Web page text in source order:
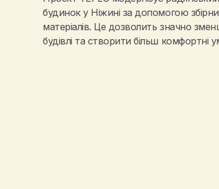
будинок у Ніжині за допомогою
матеріалів. Це дозволить значно
будівлі та створити більш комфортні